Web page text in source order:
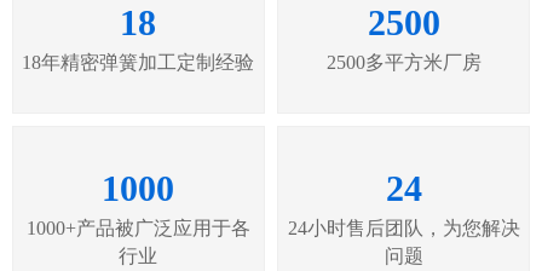
18
18年精密弹簧加工定制经验
2500
2500多平方米厂房
1000
1000+产品被广泛应用于各
行业
24
24小时售后团队，为您解决
问题